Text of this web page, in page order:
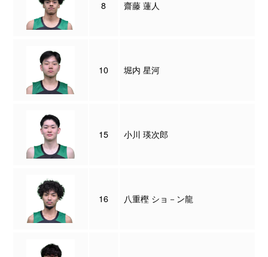
8 齋藤 蓮人
10 堀内 星河
15 小川 瑛次郎
16 八重樫 ショ－ン龍